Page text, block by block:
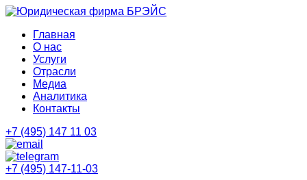
Главная
О нас
Услуги
Отрасли
Медиа
Аналитика
Контакты
+7 (495) 147 11 03
+7 (495) 147-11-03